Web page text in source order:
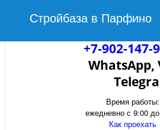
Стройбаза в Парфино
+7-902-147-
WhatsApp,
Время работы:
ежедневно с 9:00
Как проехать